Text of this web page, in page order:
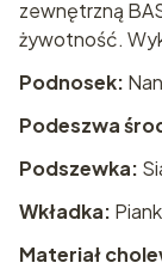
zewnętrzną
żywotność.
Podnosek:
Podeszwa
Podszewka:
Wkładka:
Materiał